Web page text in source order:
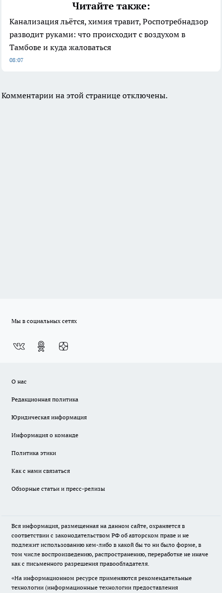
Читайте также:
Канализация льётся, химия травит, Роспотребнадзор
разводит руками: что происходит с воздухом в
Тамбове и куда жаловаться
08:07
Комментарии на этой странице отключены.
Мы в социальных сетях
О нас
Редакционная политика
Юридическая информация
Информация о команде
Политика этики
Как с нами связаться
Обзорные статьи и пресс-релизы
Вся информация, размещенная на данном сайте, охраняется в
соответствии с законодательством РФ об авторском праве и не
подлежит использованию кем-либо в какой бы то ни было форме, в
том числе воспроизведению, распространению, переработке не иначе
как с письменного разрешения правообладателя.
«На информационном ресурсе применяются рекомендательные
технологии (информационные технологии предоставления